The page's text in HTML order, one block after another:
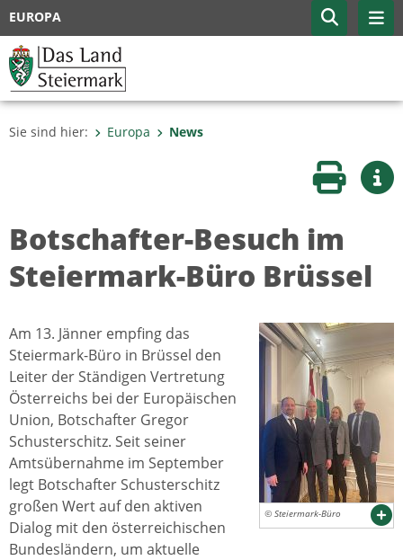
EUROPA
Sie sind hier: Europa News
Seite
Botschafter-Besuch im
Steiermark-Büro Brüssel
© Steiermark-Büro
Am 13. Jänner empfing das
Steiermark-Büro in Brüssel den
Leiter der Ständigen Vertretung
Österreichs bei der Europäischen
Union, Botschafter Gregor
Schusterschitz. Seit seiner
Amtsübernahme im September
legt Botschafter Schusterschitz
großen Wert auf den aktiven
Dialog mit den österreichischen
Bundesländern, um aktuelle